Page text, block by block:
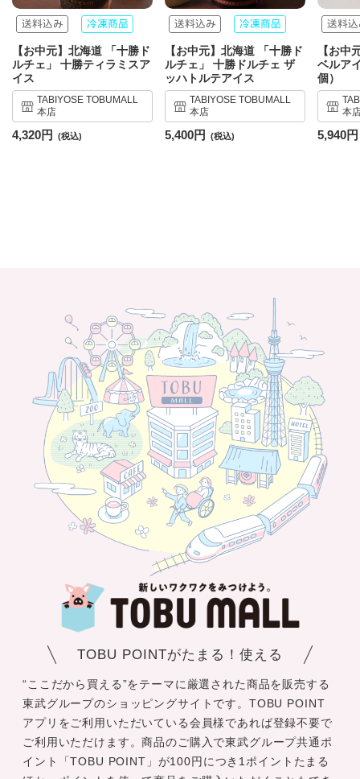
【お中元】北海道 「十勝ド
ルチェ」 十勝ティラミスア
イス
TABIYOSE TOBUMALL
本店
4,320円
【お中元】北海道 「十勝ド
ルチェ」 十勝ドルチェ ザ
ッハトルテアイス
TABIYOSE TOBUMALL
本店
5,400円
【お中
ベルア
個）
本
5,940円
TOBU POINTがたまる！使える
“ここだから買える”をテーマに厳選された商品を販売する
東武グループのショッピングサイトです。TOBU POINT
アプリをご利用いただいている会員様であれば登録不要で
ご利用いただけます。商品のご購入で東武グループ共通ポ
イント「TOBU POINT」が100円につき1ポイントたまる